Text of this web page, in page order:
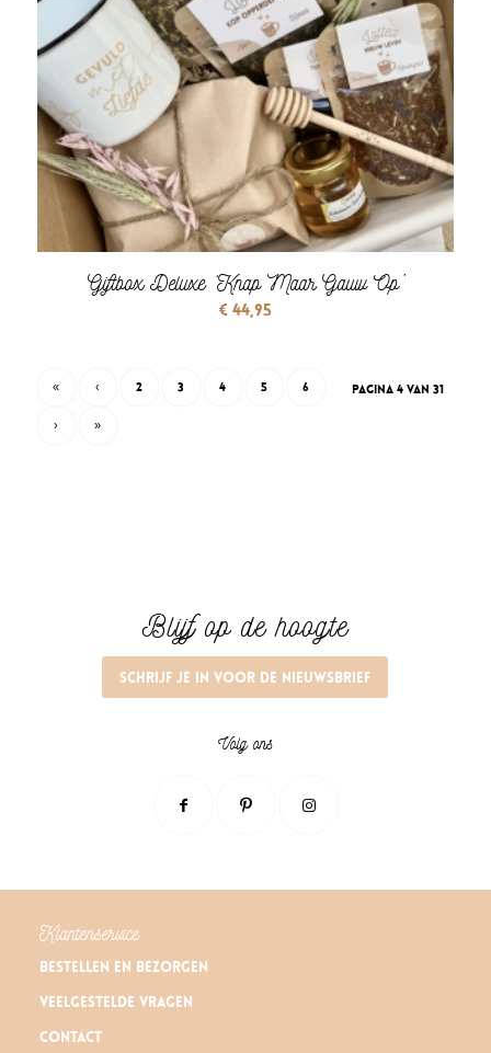
Giftbox Deluxe ‘Knap Maar Gauw Op’
€44,95
Pagina 4 van 31
« ‹ 2 3 4 5 6
› »
Blijf op de hoogte
Schrijf je in voor de nieuwsbrief
Volg ons
Klantenservice
Bestellen en bezorgen
Veelgestelde vragen
Contact